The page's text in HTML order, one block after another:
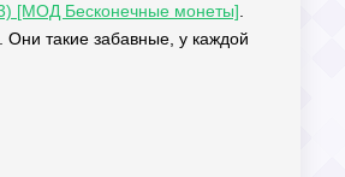
[МОД Бесконечные монеты]
Они такие забавные, у каждой